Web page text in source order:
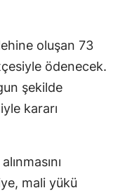
oluşan 73
ödenecek.
şekilde
kararı
mali yükü